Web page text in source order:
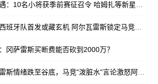
：10名小将获季前赛征召令 哈姆扎等新星在列
牙队首发或藏玄机 阿尔瓦雷斯锁定马竞新赛季蓝图
冈萨雷斯买断费能否砍到2000万？
情绪跌至谷底，马竞"泼脏水"言论激怒阿根廷新星